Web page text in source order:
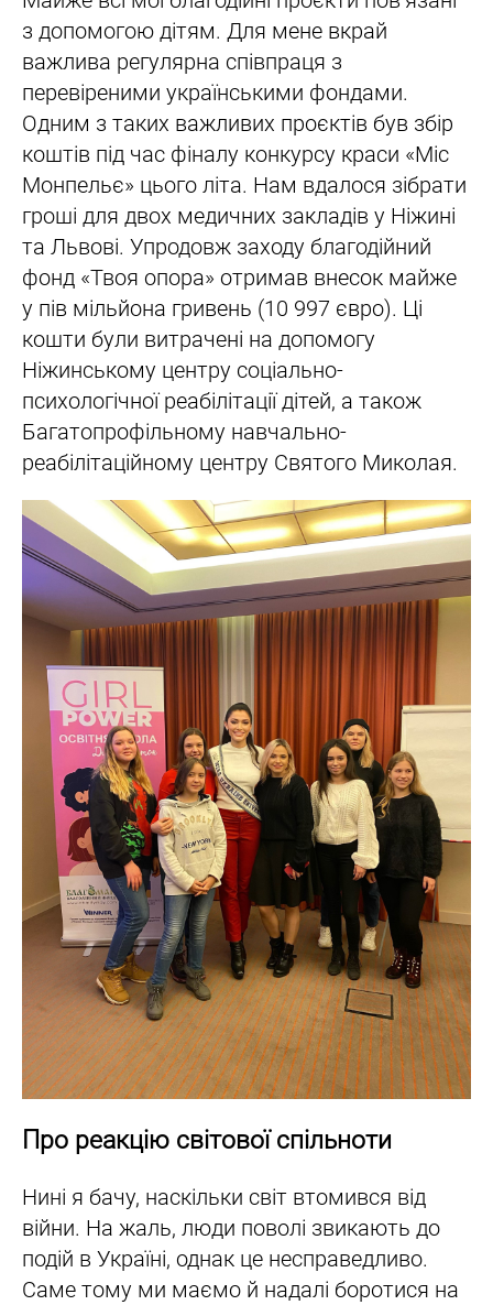
з допомогою дітям. Для мене вкрай
важлива регулярна співпраця з
перевіреними українськими фондами.
Одним з таких важливих проєктів був збір
коштів під час фіналу конкурсу краси «Міс
Монпельє» цього літа. Нам вдалося зібрати
гроші для двох медичних закладів у Ніжині
та Львові. Упродовж заходу благодійний
фонд «Твоя опора» отримав внесок майже
у пів мільйона гривень (10 997 євро). Ці
кошти були витрачені на допомогу
Ніжинському центру соціально-
психологічної реабілітації дітей, а також
Багатопрофільному навчально-
реабілітаційному центру Святого Миколая.
Про реакцію світової спільноти
Нині я бачу, наскільки світ втомився від
війни. На жаль, люди поволі звикають до
подій в Україні, однак це несправедливо.
Саме тому ми маємо й надалі боротися на